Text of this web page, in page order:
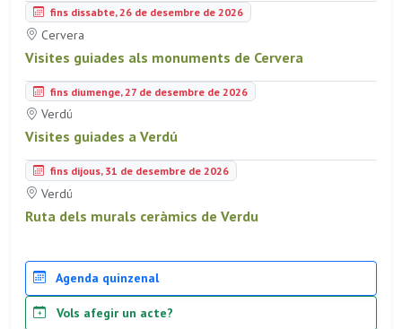
fins dissabte, 26 de desembre de 2026
Cervera
Visites guiades als monuments de Cervera
fins diumenge, 27 de desembre de 2026
Verdú
Visites guiades a Verdú
fins dijous, 31 de desembre de 2026
Verdú
Ruta dels murals ceràmics de Verdu
Agenda quinzenal
Vols afegir un acte?